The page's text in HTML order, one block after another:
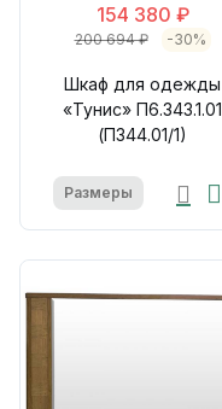
154 380 ₽
200 694 ₽ -30%
Шкаф для одежды
«Тунис» П6.343.1.01
(П344.01/1)
Размеры